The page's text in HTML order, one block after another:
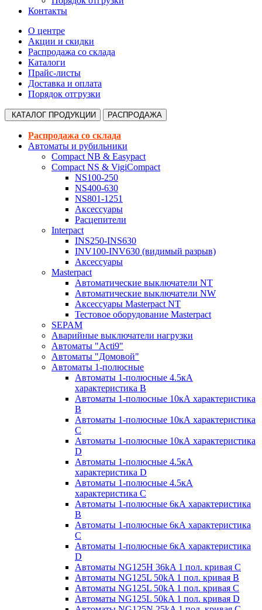
Контакты
О центре
Акции и скидки
Распродажа со склада
Каталоги
Прайс-листы
Доставка и оплата
Порядок отгрузки
КАТАЛОГ ПРОДУКЦИИ РАСПРОДАЖА
Распродажа со склада
Автоматы и рубильники
Compact NB & Easypact
Compact NS & VigiCompact
NS100-250
NS400-630
NS801-1251
Аксессуары
Расцепители
Interpact
INS250-INS630
INV100-INV630 (видимый разрыв)
Аксессуары
Masterpact
Автоматические выключатели NT
Автоматические выключатели NW
Аксессуары Masterpact NT
Тестовое оборудование Masterpact
SEPAM
Аварийные выключатели нагрузки
Автоматы "Acti9"
Автоматы "Домовой"
Автоматы 1-полюсные
Автоматы 1-полюсные 4.5кА
характеристика В
Автоматы 1-полюсные 10кА характеристика
B
Автоматы 1-полюсные 10кА характеристика
C
Автоматы 1-полюсные 10кА характеристика
D
Автоматы 1-полюсные 4.5кА
характеристика D
Автоматы 1-полюсные 4.5кА
характеристика С
Автоматы 1-полюсные 6кА характеристика
B
Автоматы 1-полюсные 6кА характеристика
C
Автоматы 1-полюсные 6кА характеристика
D
Автоматы NG125H 36kA 1 пол. кривая C
Автоматы NG125L 50kA 1 пол. кривая B
Автоматы NG125L 50kA 1 пол. кривая C
Автоматы NG125L 50kA 1 пол. кривая D